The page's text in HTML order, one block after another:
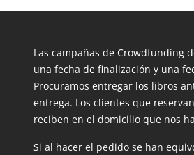
Las campañas de Crowdfunding
una fecha de finalización y una
Procuramos entregar los libros
entrega. Los clientes que
reciben en el domicilio que nos
Si al hacer el pedido se han